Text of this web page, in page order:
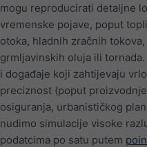
mogu reproducirati detaljne
vremenske pojave, poput
otoka, hladnih zračnih tokova,
grmljavinskih oluja ili
i događaje koji zahtijevaju
preciznost (poput
osiguranja, urbanističkog
nudimo simulacije visoke
podatcima po satu putem